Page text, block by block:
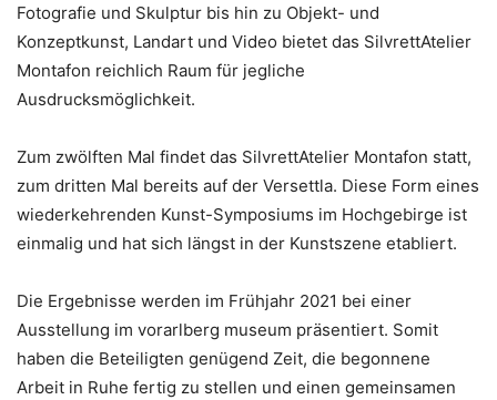
Fotografie und Skulptur bis hin zu Objekt- und
Konzeptkunst, Landart und Video bietet das SilvrettAtelier
Montafon reichlich Raum für jegliche
Ausdrucksmöglichkeit.
Zum zwölften Mal findet das SilvrettAtelier Montafon statt,
zum dritten Mal bereits auf der Versettla. Diese Form eines
wiederkehrenden Kunst-Symposiums im Hochgebirge ist
einmalig und hat sich längst in der Kunstszene etabliert.
Die Ergebnisse werden im Frühjahr 2021 bei einer
Ausstellung im vorarlberg museum präsentiert. Somit
haben die Beteiligten genügend Zeit, die begonnene
Arbeit in Ruhe fertig zu stellen und einen gemeinsamen